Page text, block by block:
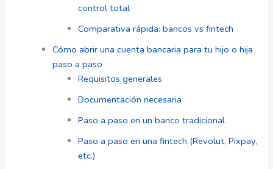
control total
Comparativa rápida: bancos vs fintech
Cómo abrir una cuenta bancaria para tu hijo o hija
paso a paso
Requisitos generales
Documentación necesaria
Paso a paso en un banco tradicional
Paso a paso en una fintech (Revolut, Pixpay,
etc.)